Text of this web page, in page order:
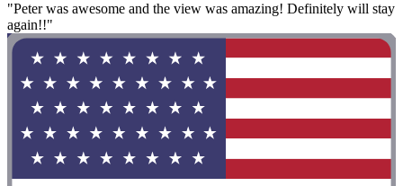
"Peter was awesome and the view was amazing! Definitely will stay
again!!"